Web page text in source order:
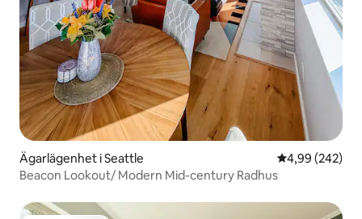
Ägarlägenhet i Seattle 4,99 av 5 i
4,99 (242)
Beacon Lookout/ Modern Mid-century Radhus